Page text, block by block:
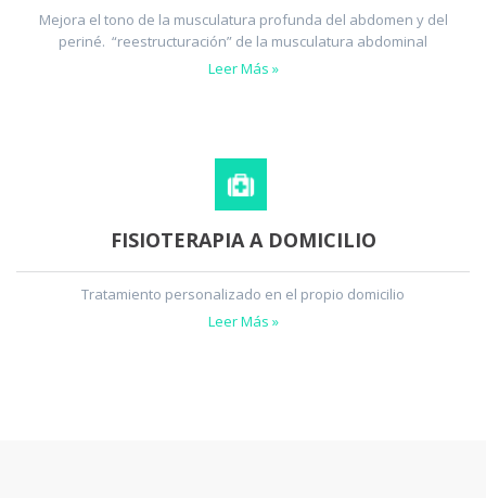
Mejora el tono de la musculatura profunda del abdomen y del
periné. “reestructuración” de la musculatura abdominal
Leer Más »
FISIOTERAPIA A DOMICILIO
Tratamiento personalizado en el propio domicilio
Leer Más »